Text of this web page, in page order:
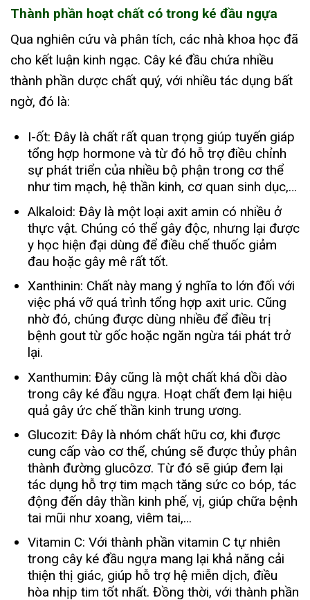
Thành phần hoạt chất có trong ké đầu ngựa
Qua nghiên cứu và phân tích, các nhà khoa học đã
cho kết luận kinh ngạc. Cây ké đầu chứa nhiều
thành phần dược chất quý, với nhiều tác dụng bất
ngờ, đó là:
I-ốt: Đây là chất rất quan trọng giúp tuyến giáp
tổng hợp hormone và từ đó hỗ trợ điều chỉnh
sự phát triển của nhiều bộ phận trong cơ thể
như tim mạch, hệ thần kinh, cơ quan sinh dục,…
Alkaloid: Đây là một loại axit amin có nhiều ở
thực vật. Chúng có thể gây độc, nhưng lại được
y học hiện đại dùng để điều chế thuốc giảm
đau hoặc gây mê rất tốt.
Xanthinin: Chất này mang ý nghĩa to lớn đối với
việc phá vỡ quá trình tổng hợp axit uric. Cũng
nhờ đó, chúng được dùng nhiều để điều trị
bệnh gout từ gốc hoặc ngăn ngừa tái phát trở
lại.
Xanthumin: Đây cũng là một chất khá dồi dào
trong cây ké đầu ngựa. Hoạt chất đem lại hiệu
quả gây ức chế thần kinh trung ương.
Glucozit: Đây là nhóm chất hữu cơ, khi được
cung cấp vào cơ thể, chúng sẽ được thủy phân
thành đường glucôzơ. Từ đó sẽ giúp đem lại
tác dụng hỗ trợ tim mạch tăng sức co bóp, tác
động đến dây thần kinh phế, vị, giúp chữa bệnh
tai mũi như xoang, viêm tai,…
Vitamin C: Với thành phần vitamin C tự nhiên
trong cây ké đầu ngựa mang lại khả năng cải
thiện thị giác, giúp hỗ trợ hệ miễn dịch, điều
hòa nhịp tim tốt nhất. Đồng thời, với thành phần